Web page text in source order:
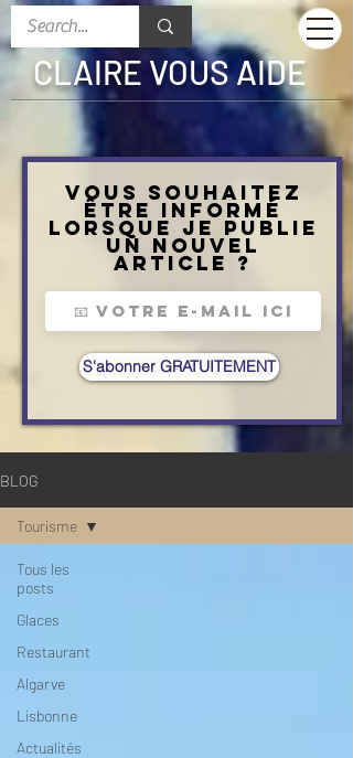
CLAIRE VOUS AIDE
Vous souhaitez
être informé
lorsque je publie
un nouvel
article ?
S'abonner GRATUITEMENT
BLOG
Tous les
posts
Glaces
Restaurant
Algarve
Lisbonne
Actualités
Tourisme